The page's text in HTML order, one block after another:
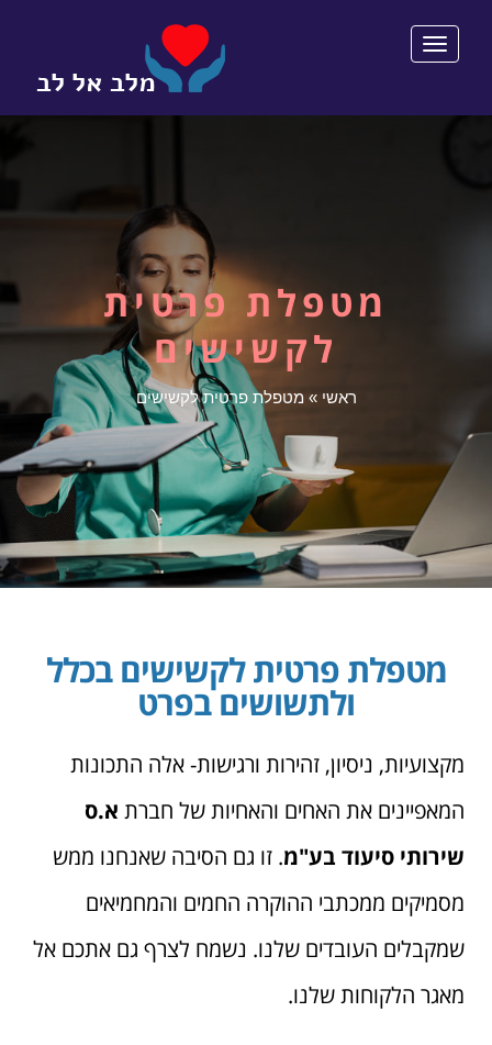
תפריט
מטפלת פרטית
לקשישים
ראשי » מטפלת פרטית לקשישים
מטפלת פרטית לקשישים בכלל
ולתשושים בפרט
מקצועיות, ניסיון, זהירות ורגישות- אלה התכונות
המאפיינים את האחים והאחיות של חברת א.ס
שירותי סיעוד בע"מ. זו גם הסיבה שאנחנו ממש
מסמיקים ממכתבי ההוקרה החמים והמחמיאים
שמקבלים העובדים שלנו. נשמח לצרף גם אתכם אל
מאגר הלקוחות שלנו.